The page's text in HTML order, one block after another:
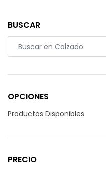
BUSCAR
OPCIONES
Productos Disponibles
PRECIO